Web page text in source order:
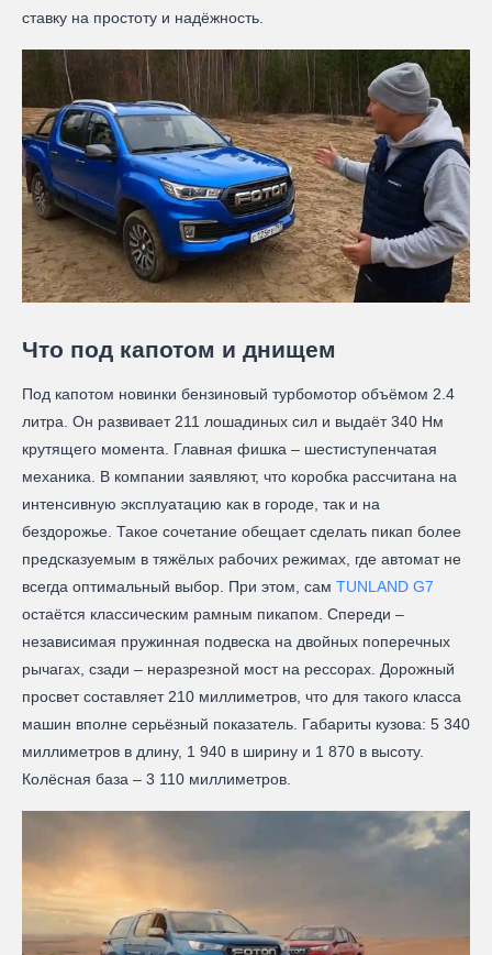
ставку на простоту и надёжность.
Что под капотом и днищем
Под капотом новинки бензиновый турбомотор объёмом 2.4
литра. Он развивает 211 лошадиных сил и выдаёт 340 Нм
крутящего момента. Главная фишка – шестиступенчатая
механика. В компании заявляют, что коробка рассчитана на
интенсивную эксплуатацию как в городе, так и на
бездорожье. Такое сочетание обещает сделать пикап более
предсказуемым в тяжёлых рабочих режимах, где автомат не
всегда оптимальный выбор. При этом, сам TUNLAND G7
остаётся классическим рамным пикапом. Спереди –
независимая пружинная подвеска на двойных поперечных
рычагах, сзади – неразрезной мост на рессорах. Дорожный
просвет составляет 210 миллиметров, что для такого класса
машин вполне серьёзный показатель. Габариты кузова: 5 340
миллиметров в длину, 1 940 в ширину и 1 870 в высоту.
Колёсная база – 3 110 миллиметров.